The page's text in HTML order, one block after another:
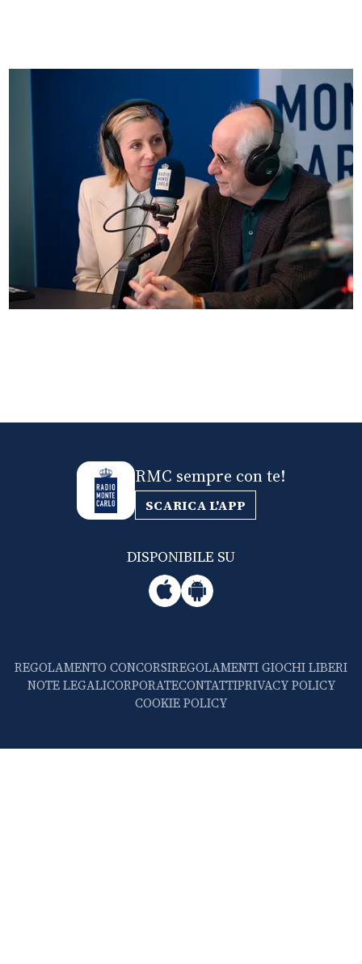
RMC sempre con te!
SCARICA L'APP
DISPONIBILE SU
REGOLAMENTO CONCORSIREGOLAMENTI GIOCHI LIBERI
NOTE LEGALICORPORATECONTATTIPRIVACY POLICY
COOKIE POLICY